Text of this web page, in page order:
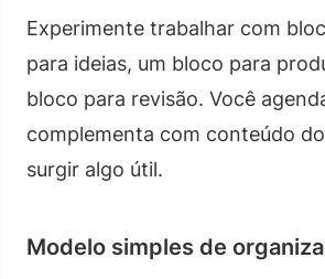
Experimente trabalhar com
para ideias, um bloco para
bloco para revisão. Você
complementa com conteúdo
surgir algo útil.
Modelo simples de